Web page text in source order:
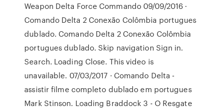
Weapon Delta Force Commando 09/09/2016 ·
Comando Delta 2 Conexão Colômbia portugues
dublado. Comando Delta 2 Conexão Colômbia
portugues dublado. Skip navigation Sign in.
Search. Loading Close. This video is
unavailable. 07/03/2017 · Comando Delta -
assistir filme completo dublado em portugues
Mark Stinson. Loading Braddock 3 - O Resgate